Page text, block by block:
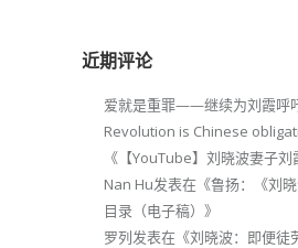
近期评论
爱就是重罪——继续为刘霞呼
Revolution is Chinese
《 【YouTube】刘晓波妻子刘
Nan Hu发表在《鲁扬：《刘
目录（电子稿） 》
罗列发表在《刘晓波：即便